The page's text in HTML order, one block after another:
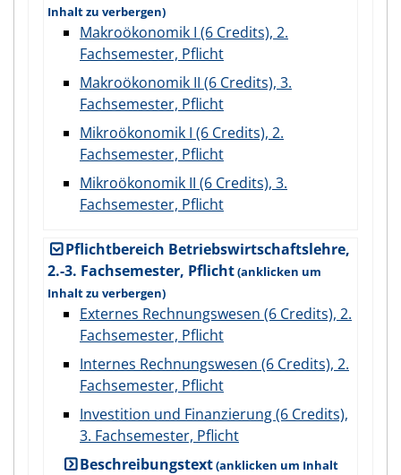
Makroökonomik I (6 Credits), 2.
Fachsemester, Pflicht
Makroökonomik II (6 Credits), 3.
Fachsemester, Pflicht
Mikroökonomik I (6 Credits), 2.
Fachsemester, Pflicht
Mikroökonomik II (6 Credits), 3.
Fachsemester, Pflicht
Pflichtbereich Betriebswirtschaftslehre,
2.-3. Fachsemester, Pflicht
Externes Rechnungswesen (6 Credits), 2.
Fachsemester, Pflicht
Internes Rechnungswesen (6 Credits), 2.
Fachsemester, Pflicht
Investition und Finanzierung (6 Credits),
3. Fachsemester, Pflicht
Beschreibungstext